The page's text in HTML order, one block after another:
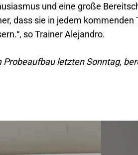
und eine große
dass sie in jedem
so Trainer Alejandro.
Probeaufbau letzten Sonntag,